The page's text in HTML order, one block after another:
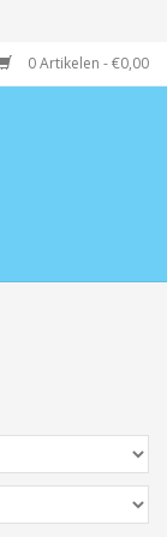
0 Artikelen - €0,00